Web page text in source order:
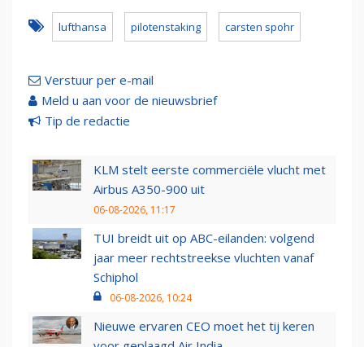
lufthansa pilotenstaking carsten spohr
Verstuur per e-mail
Meld u aan voor de nieuwsbrief
Tip de redactie
KLM stelt eerste commerciële vlucht met
Airbus A350-900 uit
06-08-2026, 11:17
TUI breidt uit op ABC-eilanden: volgend
jaar meer rechtstreekse vluchten vanaf
Schiphol
06-08-2026, 10:24
Nieuwe ervaren CEO moet het tij keren